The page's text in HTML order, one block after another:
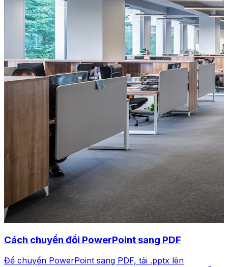
Cách chuyển đổi PowerPoint sang PDF
Để chuyển PowerPoint sang PDF, tải .pptx lên